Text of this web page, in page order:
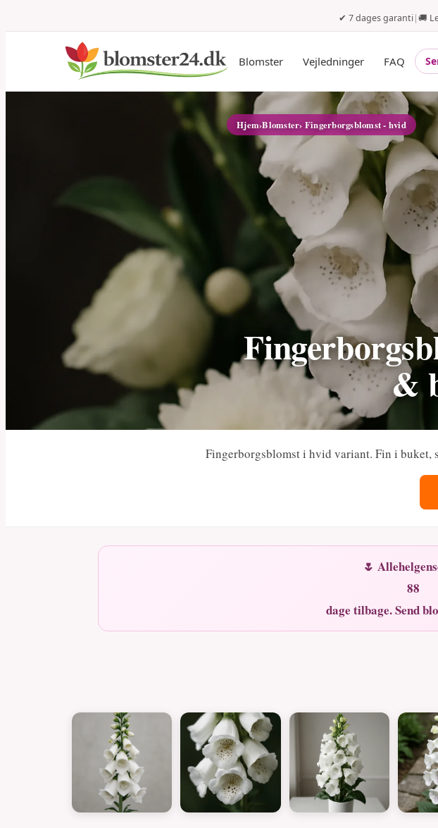
✔ 7 dages garanti|🚚
Blomster Vejledninger FAQ
Hjem›Blomster› Fingerborgsblomst - hvid
&
Fingerborgsblomst i hvid variant. Fin i buket,
🌷
88
dage tilbage. Send